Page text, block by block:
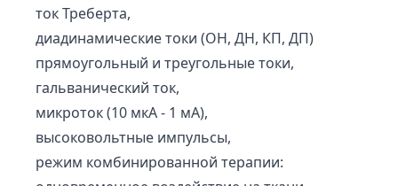
ток Треберта,
диадинамические токи (ОН, ДН, КП, ДП)
прямоугольный и треугольные токи,
гальванический ток,
микроток (10 мкА - 1 мА),
высоковольтные импульсы,
режим комбинированной терапии: